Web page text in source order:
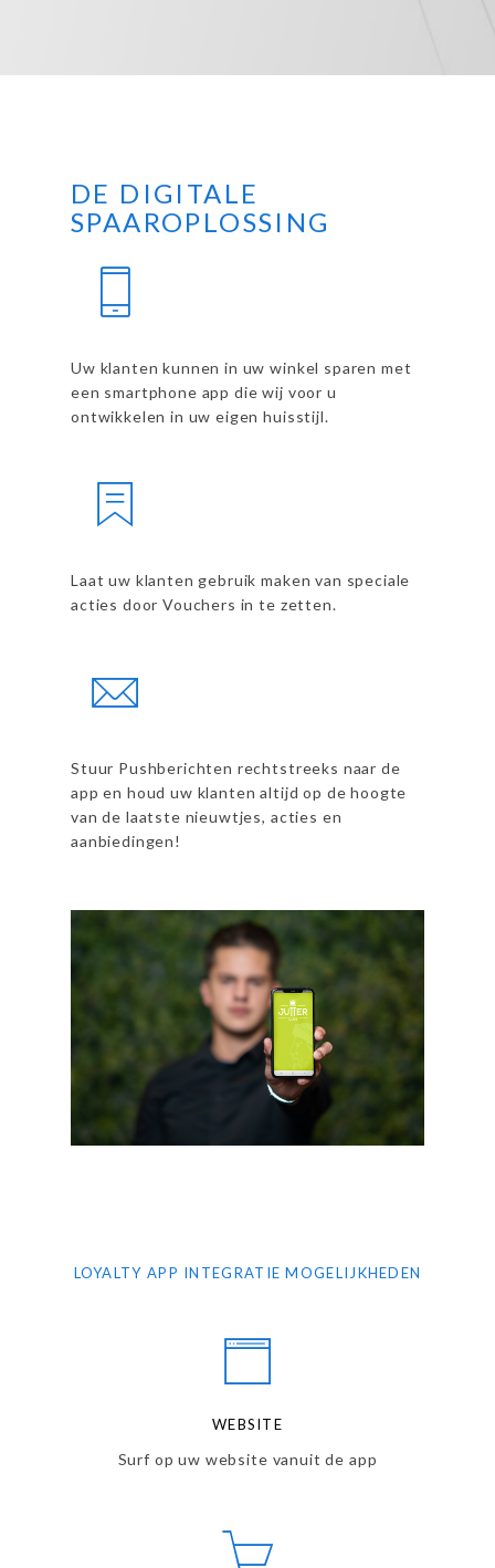
DE DIGITALE
SPAAROPLOSSING
Uw klanten kunnen in uw winkel sparen met
een smartphone app die wij voor u
ontwikkelen in uw eigen huisstijl.
Laat uw klanten gebruik maken van speciale
acties door Vouchers in te zetten.
Stuur Pushberichten rechtstreeks naar de
app en houd uw klanten altijd op de hoogte
van de laatste nieuwtjes, acties en
aanbiedingen!
LOYALTY APP INTEGRATIE MOGELIJKHEDEN
WEBSITE
Surf op uw website vanuit de app